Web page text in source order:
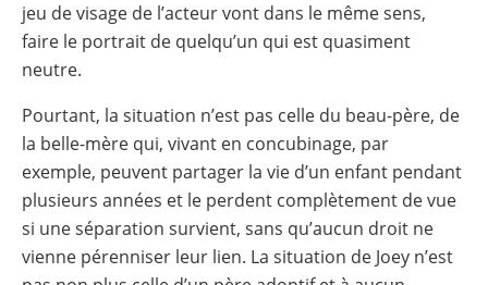
jeu de visage de l’acteur vont dans le même sens,
faire le portrait de quelqu’un qui est quasiment
neutre.
Pourtant, la situation n’est pas celle du beau-père, de
la belle-mère qui, vivant en concubinage, par
exemple, peuvent partager la vie d’un enfant pendant
plusieurs années et le perdent complètement de vue
si une séparation survient, sans qu’aucun droit ne
vienne pérenniser leur lien. La situation de Joey n’est